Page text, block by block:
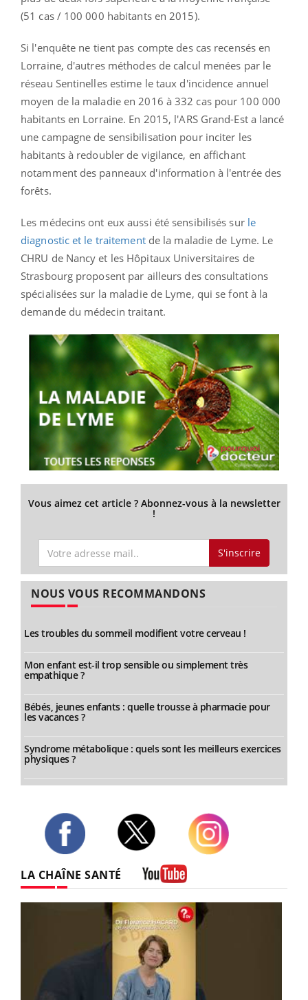
(51 cas / 100 000 habitants en 2015).
Si l'enquête ne tient pas compte des cas recensés en
Lorraine, d'autres méthodes de calcul menées par le
réseau Sentinelles estime le taux d'incidence annuel
moyen de la maladie en 2016 à 332 cas pour 100 000
habitants en Lorraine. En 2015, l'ARS Grand-Est a lancé
une campagne de sensibilisation pour inciter les
habitants à redoubler de vigilance, en affichant
notamment des panneaux d'information à l'entrée des
forêts.
Les médecins ont eux aussi été sensibilisés sur le
diagnostic et le traitementde la maladie de Lyme. Le
CHRU de Nancy et les Hôpitaux Universitaires de
Strasbourg proposent par ailleurs des consultations
spécialisées sur la maladie de Lyme, qui se font à la
demande du médecin traitant.
Vous aimez cet article ? Abonnez-vous à la newsletter
!
S'inscrire
NOUS VOUS RECOMMANDONS
Les troubles du sommeil modifient votre cerveau !
Mon enfant est-il trop sensible ou simplement très
empathique ?
Bébés, jeunes enfants : quelle trousse à pharmacie pour
les vacances ?
Syndrome métabolique : quels sont les meilleurs exercices
physiques ?
LA CHAÎNE SANTÉ